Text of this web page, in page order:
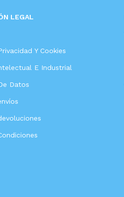
LEGAL
Y Cookies
E Industrial
Datos